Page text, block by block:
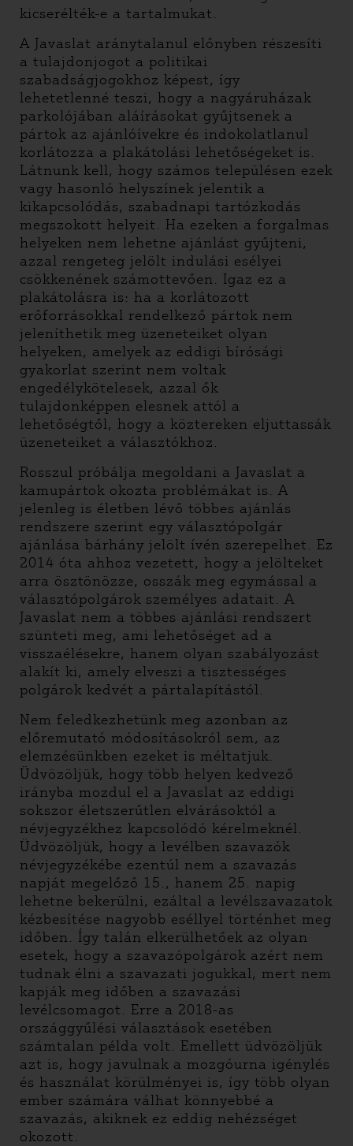
kicserélték-e a tartalmukat.
A Javaslat aránytalanul előnyben részesíti
a tulajdonjogot a politikai
szabadságjogokhoz képest, így
lehetetlenné teszi, hogy a nagyáruházak
parkolójában aláírásokat gyűjtsenek a
pártok az ajánlóívekre és indokolatlanul
korlátozza a plakátolási lehetőségeket is.
Látnunk kell, hogy számos településen ezek
vagy hasonló helyszínek jelentik a
kikapcsolódás, szabadnapi tartózkodás
megszokott helyeit. Ha ezeken a forgalmas
helyeken nem lehetne ajánlást gyűjteni,
azzal rengeteg jelölt indulási esélyei
csökkenének számottevően. Igaz ez a
plakátolásra is: ha a korlátozott
erőforrásokkal rendelkező pártok nem
jeleníthetik meg üzeneteiket olyan
helyeken, amelyek az eddigi bírósági
gyakorlat szerint nem voltak
engedélykötelesek, azzal ők
tulajdonképpen elesnek attól a
lehetőségtől, hogy a köztereken eljuttassák
üzeneteiket a választókhoz.
Rosszul próbálja megoldani a Javaslat a
kamupártok okozta problémákat is. A
jelenleg is életben lévő többes ajánlás
rendszere szerint egy választópolgár
ajánlása bárhány jelölt ívén szerepelhet. Ez
2014 óta ahhoz vezetett, hogy a jelölteket
arra ösztönözze, osszák meg egymással a
választópolgárok személyes adatait. A
Javaslat nem a többes ajánlási rendszert
szünteti meg, ami lehetőséget ad a
visszaélésekre, hanem olyan szabályozást
alakít ki, amely elveszi a tisztességes
polgárok kedvét a pártalapítástól.
Nem feledkezhetünk meg azonban az
előremutató módosításokról sem, az
elemzésünkben ezeket is méltatjuk.
Üdvözöljük, hogy több helyen kedvező
irányba mozdul el a Javaslat az eddigi
sokszor életszerűtlen elvárásoktól a
névjegyzékhez kapcsolódó kérelmeknél.
Üdvözöljük, hogy a levélben szavazók
névjegyzékébe ezentúl nem a szavazás
napját megelőző 15., hanem 25. napig
lehetne bekerülni, ezáltal a levélszavazatok
kézbesítése nagyobb eséllyel történhet meg
időben. Így talán elkerülhetőek az olyan
esetek, hogy a szavazópolgárok azért nem
tudnak élni a szavazati jogukkal, mert nem
kapják meg időben a szavazási
levélcsomagot. Erre a 2018-as
országgyűlési választások esetében
számtalan példa volt. Emellett üdvözöljük
azt is, hogy javulnak a mozgóurna igénylés
és használat körülményei is, így több olyan
ember számára válhat könnyebbé a
szavazás, akiknek ez eddig nehézséget
okozott.